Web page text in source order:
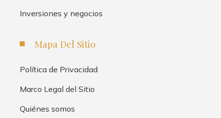
Inversiones y negocios
Mapa Del Sitio
Política de Privacidad
Marco Legal del Sitio
Quiénes somos